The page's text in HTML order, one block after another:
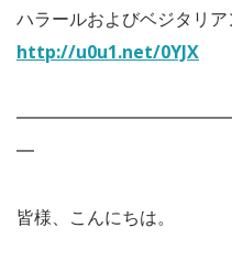
ハラールおよびベジタリ
http://u0u1.net/0YJX
━
皆様、こんにちは。